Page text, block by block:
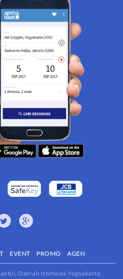
EVENT PROMO AGEN
Daerah Istimewa Yogyakarta,